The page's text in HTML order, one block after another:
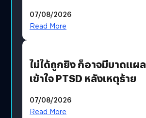
07/08/2026
Read More
ไม่ได้ถูกยิง ก็อาจมีบาดแผล
เข้าใจ PTSD หลังเหตุร้าย
07/08/2026
Read More